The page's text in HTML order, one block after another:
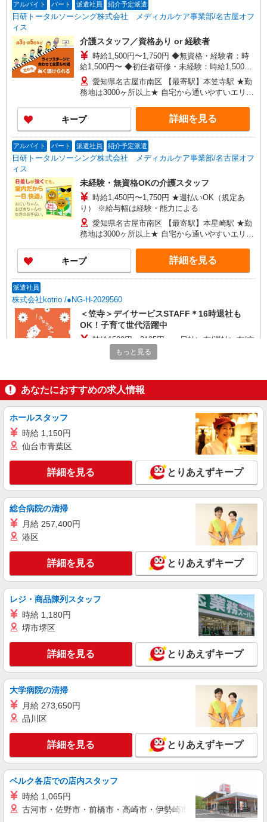
アルバイト パート 派遣社員 紹介予定派遣
日研トータルソーシング株式会社 メディカルケア事業部/名古屋オフ
ィス
介護スタッフ／資格あり or 経験者
時給1,500円〜1,750円 ◆無資格・経験者：時
給1,500円〜 ◆初任者研修・未経験：時給1,500
円〜 ◆初任者研修・経験者：時給1,600円〜 ◆介
護福祉士：時給1,750円〜 ※経験者は3ヶ月以上 ※
給与幅は経験・能力による ★週払いOK（規定あ
り）
愛知県名古屋市南区 【最寄駅】本笠寺駅 ★勤
務地は3000ヶ所以上★ 自宅から通いやすいエリア
キープ 詳細を見る
アルバイト パート 派遣社員 紹介予定派遣
日研トータルソーシング株式会社 メディカルケア事業部/名古屋オフ
ィス
未経験・無資格OKの介護スタッフ
時給1,450円〜1,750円 ★週払いOK（規定あ
り） ※給与幅は経験・能力による
愛知県名古屋市南区 【最寄駅】本星崎駅 ★勤
務地は3000ヶ所以上★ 自宅から通いやすいエリア
キープ 詳細を見る
派遣社員
株式会社kotrio /●NG-H-2029560
＜笠寺＞デイサービスSTAFF＊16時退社も
OK！子育て世代活躍中
時給1500円〜2125円 ＜日払い有/週払い有/交
通費全支給(ガソリン代含む)＞
キープ
派遣社員
株式会社kotrio /●NG-H-2029839
日収1.2万円〜可★「とにかく収入重視!」が叶
時給1500円〜2125円 ＜日払い有/週払い有/交
通費全支給(ガソリン代含む)＞
名古屋市南区
キープ 詳細を見る
派遣社員
株式会社kotrio /●NG-H-1905832
笠寺駅▼綺麗なサ高住で生活ケア▼清掃やフロ
アの巡回など
時給1500円〜2125円 ＜日払い有/週払い有/交
キープ 詳細を見る
アルバイト パート 派遣社員 紹介予定派遣
日研トータルソーシング株式会社 メディカルケア事業部/名古屋オフ
ィス
未経験・無資格OKの介護スタッフ
時給1,450円〜1,750円 ★週払いOK（規定あ
り） ※給与幅は経験・能力による
愛知県名古屋市南区 【最寄駅】笠寺駅 ★勤務
地は3000ヶ所以上★ 自宅から通いやすいエリアな
ど、お好きな勤務地をお選び下さい！！
キープ 詳細を見る
もっと見る
あなたにおすすめの求人情報
ホールスタッフ
時給 1,150円
仙台市青葉区
詳細を見る とりあえずキープ
総合病院の清掃
月給 257,400円
港区
詳細を見る とりあえずキープ
レジ・商品陳列スタッフ
時給 1,180円
堺市堺区
詳細を見る とりあえずキープ
大学病院の清掃
月給 273,650円
品川区
詳細を見る とりあえずキープ
ベルク各店での店内スタッフ
時給 1,065円
古河市・佐野市・前橋市・高崎市・伊勢崎市・太田市・館林市